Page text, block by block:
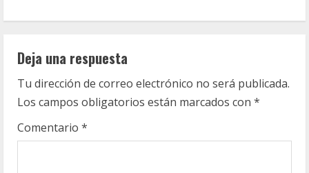
u
e
R
Deja una respuesta
Tu dirección de correo electrónico no será publicada.
Los campos obligatorios están marcados con *
Comentario *